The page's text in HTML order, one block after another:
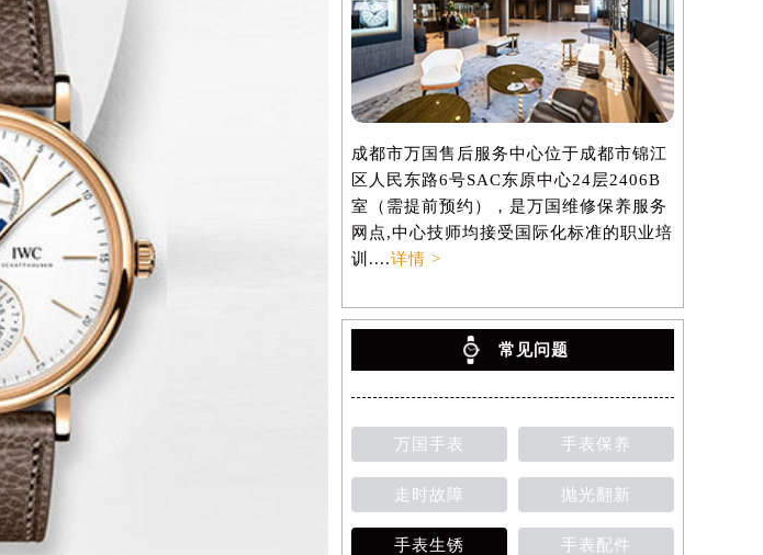
成都市万国售后服务中心位于成都市锦江
区人民东路6号SAC东原中心24层2406B
室（需提前预约），是万国维修保养服务
网点,中心技师均接受国际化标准的职业培
训....详情 >
常见问题
万国手表 手表保养
走时故障 抛光翻新
手表生锈 手表配件